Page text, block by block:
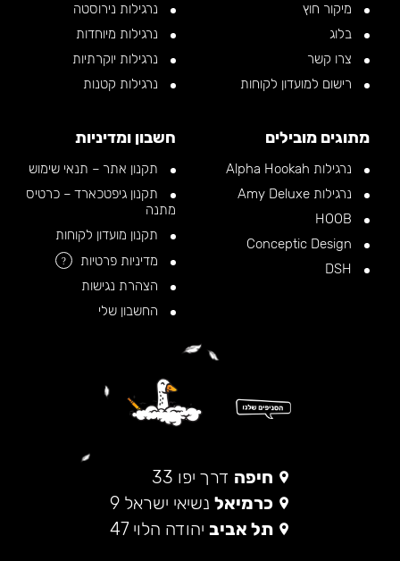
מיקור חוץ
בלוג
צרו קשר
רישום למועדון לקוחות
נרגילות נירוסטה
נרגילות מיוחדות
נרגילות יוקרתיות
נרגילות קטנות
מתוגים מובילים
נרגילות Alpha Hookah
נרגילות Amy Deluxe
חשבון ומדיניות
תקנון אתר – תנאי שימוש
תקנון גיפטכארד – כרטיס
מתנה
תקנון מועדון לקוחות
מדיניות פרטיות
?
הצהרת נגישות
החשבון שלי
חיפה דרך יפו 33
כרמיאל נשיאי ישראל 9
תל אביב יהודה הלוי 47